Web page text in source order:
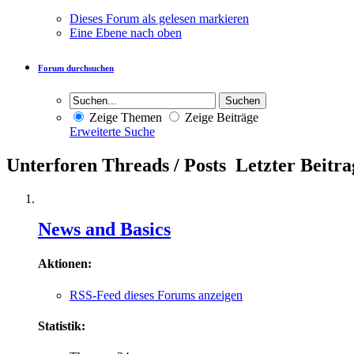
Dieses Forum als gelesen markieren
Eine Ebene nach oben
Forum durchsuchen
Zeige Themen
Zeige Beiträge
Erweiterte Suche
Unterforen Threads / Posts Letzter
News and Basics
Aktionen:
RSS-Feed dieses Forums anzeigen
Statistik: